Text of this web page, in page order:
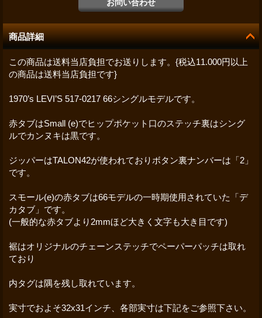
商品詳細
この商品は送料当店負担でお送りします。{税込11.000円以上
の商品は送料当店負担です}
1970’s LEVI’S 517-0217 66シングルモデルです。
赤タブはSmall (e)でヒップポケット口のステッチ裏はシング
ルでカンヌキは黒です。
ジッパーはTALON42が使われておりボタン裏ナンバーは「2」
です。
スモール(e)の赤タブは66モデルの一時期使用されていた「デ
カタブ」です。
(一般的な赤タブより2mmほど大きく文字も大き目です)
裾はオリジナルのチェーンステッチでペーパーパッチは取れ
ており
内タグは隅を残し取れています。
実寸でおよそ32x31インチ、各部実寸は下記をご参照下さい。